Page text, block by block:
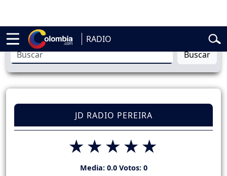
RADIO
de la Espriella Vuelta a Colombia
Buscar
JD RADIO PEREIRA
Media: 0.0Votos: 0